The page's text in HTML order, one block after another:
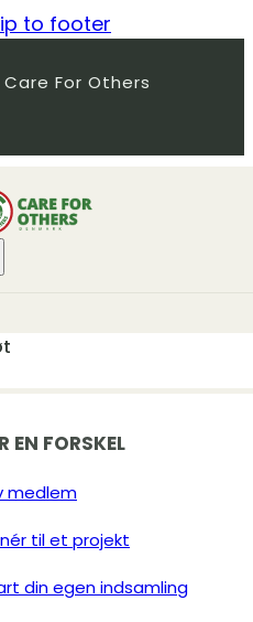
to footer
For Others
EN FORSKEL
medlem
til et projekt
din egen indsamling